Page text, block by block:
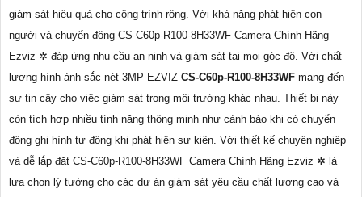
giám sát hiệu quả cho công trình rộng. Với khả năng phát hiện con
người và chuyển động CS-C60p-R100-8H33WF Camera Chính Hãng
Ezviz ✲ đáp ứng nhu cầu an ninh và giám sát tại mọi góc độ. Với chất
lượng hình ảnh sắc nét 3MP EZVIZ CS-C60p-R100-8H33WF mang đến
sự tin cậy cho việc giám sát trong môi trường khác nhau. Thiết bị này
còn tích hợp nhiều tính năng thông minh như cảnh báo khi có chuyển
động ghi hình tự động khi phát hiện sự kiện. Với thiết kế chuyên nghiệp
và dễ lắp đặt CS-C60p-R100-8H33WF Camera Chính Hãng Ezviz ✲ là
lựa chọn lý tưởng cho các dự án giám sát yêu cầu chất lượng cao và